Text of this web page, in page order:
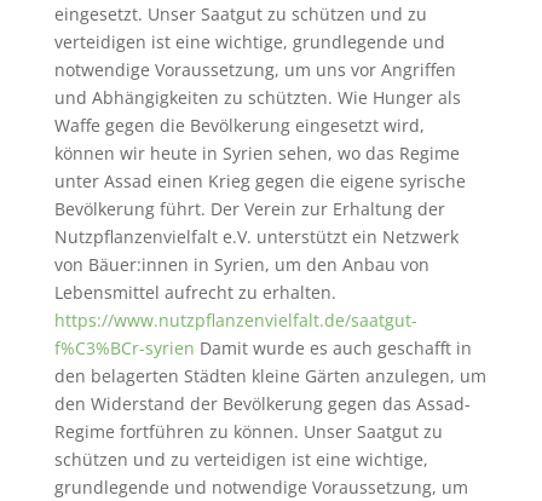
eingesetzt. Unser Saatgut zu schützen und zu
verteidigen ist eine wichtige, grundlegende und
notwendige Voraussetzung, um uns vor Angriffen
und Abhängigkeiten zu schützten. Wie Hunger als
Waffe gegen die Bevölkerung eingesetzt wird,
können wir heute in Syrien sehen, wo das Regime
unter Assad einen Krieg gegen die eigene syrische
Bevölkerung führt. Der Verein zur Erhaltung der
Nutzpflanzenvielfalt e.V. unterstützt ein Netzwerk
von Bäuer:innen in Syrien, um den Anbau von
Lebensmittel aufrecht zu erhalten.
https://www.nutzpflanzenvielfalt.de/saatgut-
f%C3%BCr-syrien Damit wurde es auch geschafft in
den belagerten Städten kleine Gärten anzulegen, um
den Widerstand der Bevölkerung gegen das Assad-
Regime fortführen zu können. Unser Saatgut zu
schützen und zu verteidigen ist eine wichtige,
grundlegende und notwendige Voraussetzung, um